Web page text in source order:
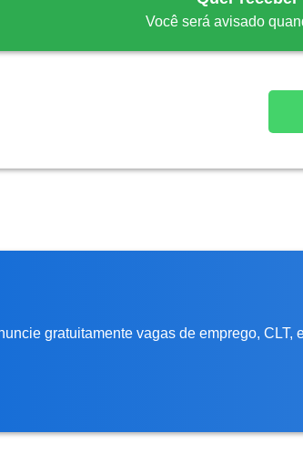
Você será avisado
gratuitamente vagas de emprego,